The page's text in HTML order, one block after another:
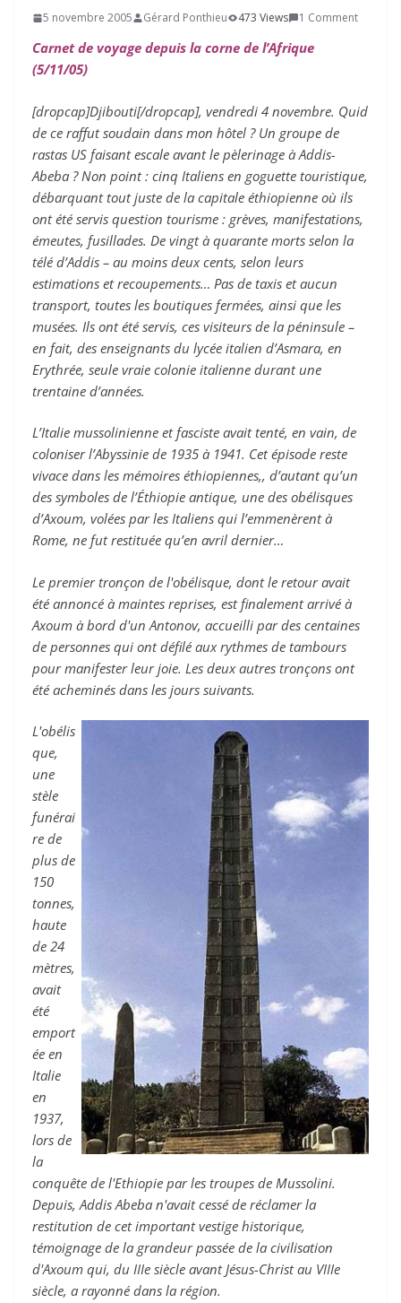
5 novembre 2005 Gérard Ponthieu 473 Views 1 Comment
Carnet de voyage depuis la corne de l’Afrique
(5/11/05)
[dropcap]Djibouti[/dropcap], vendredi 4 novembre. Quid
de ce raffut soudain dans mon hôtel ? Un groupe de
rastas US faisant escale avant le pèlerinage à Addis-
Abeba ? Non point : cinq Italiens en goguette touristique,
débarquant tout juste de la capitale éthiopienne où ils
ont été servis question tourisme : grèves, manifestations,
émeutes, fusillades. De vingt à quarante morts selon la
télé d’Addis – au moins deux cents, selon leurs
estimations et recoupements… Pas de taxis et aucun
transport, toutes les boutiques fermées, ainsi que les
musées. Ils ont été servis, ces visiteurs de la péninsule –
en fait, des enseignants du lycée italien d’Asmara, en
Erythrée, seule vraie colonie italienne durant une
trentaine d’années.
L’Italie mussolinienne et fasciste avait tenté, en vain, de
coloniser l’Abyssinie de 1935 à 1941. Cet épisode reste
vivace dans les mémoires éthiopiennes,, d’autant qu’un
des symboles de l’Éthiopie antique, une des obélisques
d’Axoum, volées par les Italiens qui l’emmenèrent à
Rome, ne fut restituée qu’en avril dernier…
Le premier tronçon de l'obélisque, dont le retour avait
été annoncé à maintes reprises, est finalement arrivé à
Axoum à bord d'un Antonov, accueilli par des centaines
de personnes qui ont défilé aux rythmes de tambours
pour manifester leur joie. Les deux autres tronçons ont
été acheminés dans les jours suivants.
L'obélis
que,
une
stèle
funérai
re de
plus de
150
tonnes,
haute
de 24
mètres,
avait
été
emport
ée en
Italie
en
1937,
lors de
la
conquête de l'Ethiopie par les troupes de Mussolini.
Depuis, Addis Abeba n'avait cessé de réclamer la
restitution de cet important vestige historique,
témoignage de la grandeur passée de la civilisation
d'Axoum qui, du IIIe siècle avant Jésus-Christ au VIIIe
siècle, a rayonné dans la région.